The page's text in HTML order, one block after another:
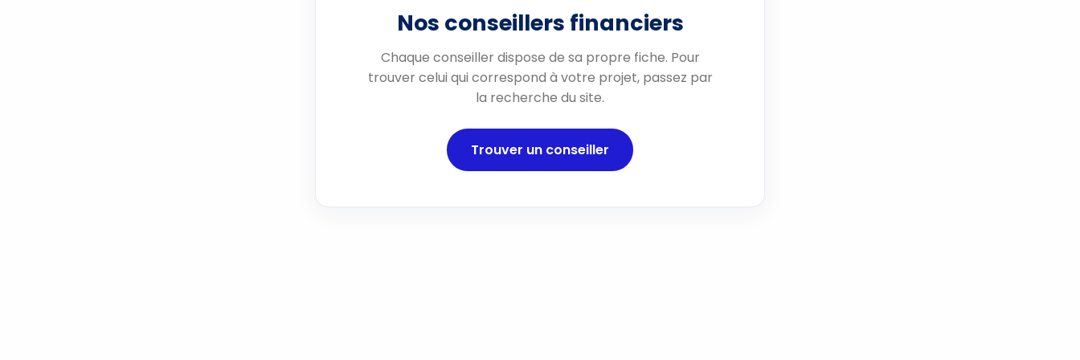
Nos conseillers financiers
Chaque conseiller dispose de sa propre fiche. Pour
trouver celui qui correspond à votre projet, passez par
la recherche du site.
Trouver un conseiller